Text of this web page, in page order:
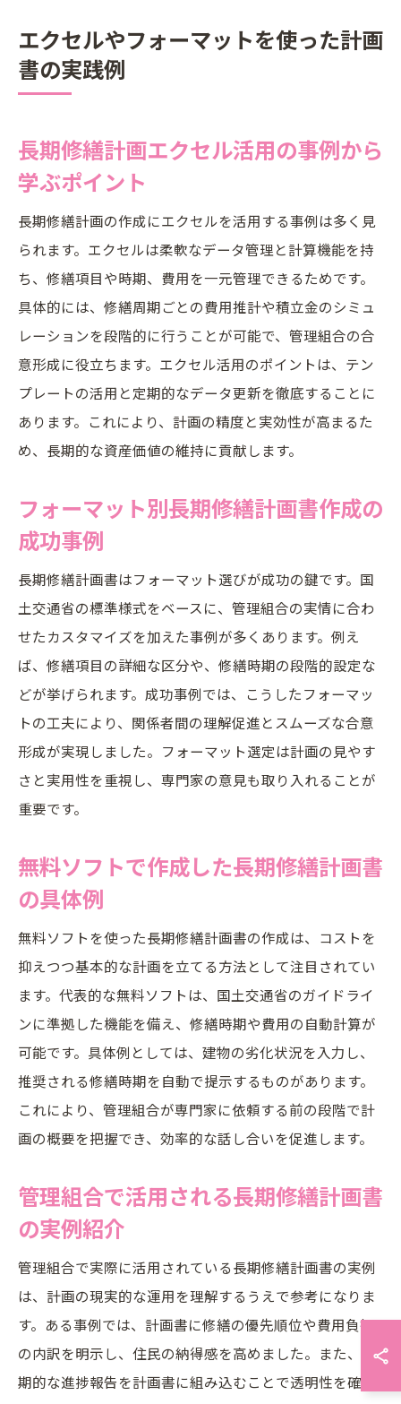
エクセルやフォーマットを使った計画
書の実践例
長期修繕計画エクセル活用の事例から
学ぶポイント
長期修繕計画の作成にエクセルを活用する事例は多く見
られます。エクセルは柔軟なデータ管理と計算機能を持
ち、修繕項目や時期、費用を一元管理できるためです。
具体的には、修繕周期ごとの費用推計や積立金のシミュ
レーションを段階的に行うことが可能で、管理組合の合
意形成に役立ちます。エクセル活用のポイントは、テン
プレートの活用と定期的なデータ更新を徹底することに
あります。これにより、計画の精度と実効性が高まるた
め、長期的な資産価値の維持に貢献します。
フォーマット別長期修繕計画書作成の
成功事例
長期修繕計画書はフォーマット選びが成功の鍵です。国
土交通省の標準様式をベースに、管理組合の実情に合わ
せたカスタマイズを加えた事例が多くあります。例え
ば、修繕項目の詳細な区分や、修繕時期の段階的設定な
どが挙げられます。成功事例では、こうしたフォーマッ
トの工夫により、関係者間の理解促進とスムーズな合意
形成が実現しました。フォーマット選定は計画の見やす
さと実用性を重視し、専門家の意見も取り入れることが
重要です。
無料ソフトで作成した長期修繕計画書
の具体例
無料ソフトを使った長期修繕計画書の作成は、コストを
抑えつつ基本的な計画を立てる方法として注目されてい
ます。代表的な無料ソフトは、国土交通省のガイドライ
ンに準拠した機能を備え、修繕時期や費用の自動計算が
可能です。具体例としては、建物の劣化状況を入力し、
推奨される修繕時期を自動で提示するものがあります。
これにより、管理組合が専門家に依頼する前の段階で計
画の概要を把握でき、効率的な話し合いを促進します。
管理組合で活用される長期修繕計画書
の実例紹介
管理組合で実際に活用されている長期修繕計画書の実例
は、計画の現実的な運用を理解するうえで参考になりま
す。ある事例では、計画書に修繕の優先順位や費用負担
の内訳を明示し、住民の納得感を高めました。また、定
期的な進捗報告を計画書に組み込むことで透明性を確保